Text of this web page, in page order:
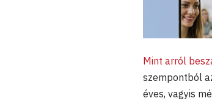
Mint arról
szempontból
éves, vagyis